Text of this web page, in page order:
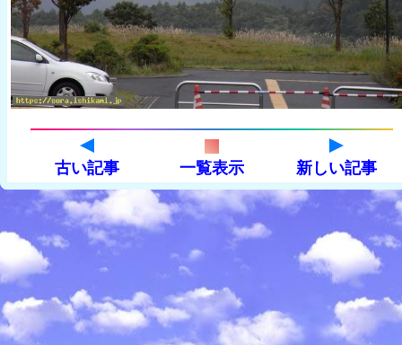
古い記事 一覧表示 新しい記事